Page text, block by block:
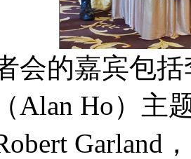
会的嘉宾包
Alan Ho）主
Garland